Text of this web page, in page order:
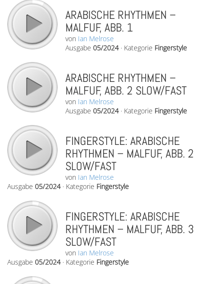
ARABISCHE RHYTHMEN –
MALFUF, ABB. 1
von Ian Melrose
Ausgabe 05/2024· Kategorie Fingerstyle
ARABISCHE RHYTHMEN –
MALFUF, ABB. 2 SLOW/FAST
von Ian Melrose
Ausgabe 05/2024· Kategorie Fingerstyle
FINGERSTYLE: ARABISCHE
RHYTHMEN – MALFUF, ABB. 2
SLOW/FAST
von Ian Melrose
Ausgabe 05/2024· Kategorie Fingerstyle
FINGERSTYLE: ARABISCHE
RHYTHMEN – MALFUF, ABB. 3
SLOW/FAST
von Ian Melrose
Ausgabe 05/2024· Kategorie Fingerstyle